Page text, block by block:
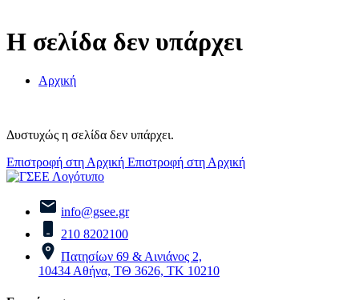
Η σελίδα δεν υπάρχει
Αρχική
Δυστυχώς η σελίδα δεν υπάρχει.
Επιστροφή στη Αρχική Επιστροφή στη Αρχική
info@gsee.gr
210 8202100
Πατησίων 69 & Αινιάνος 2,
10434 Αθήνα, ΤΘ 3626, ΤΚ 10210